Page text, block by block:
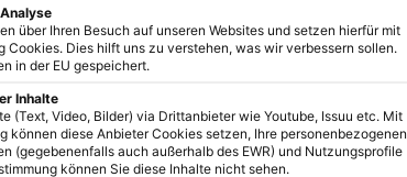
über Ihren Besuch auf unseren Websites und setzen hierfür mit
Cookies. Dies hilft uns zu verstehen, was wir verbessern sollen.
in der EU gespeichert.
Inhalte
(Text, Video, Bilder) via Drittanbieter wie Youtube, Issuu etc. Mit
können diese Anbieter Cookies setzen, Ihre personenbezogenen
(gegebenenfalls auch außerhalb des EWR) und Nutzungsprofile
können Sie diese Inhalte nicht sehen.